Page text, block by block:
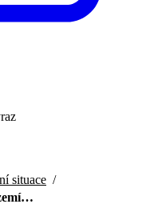
situace /